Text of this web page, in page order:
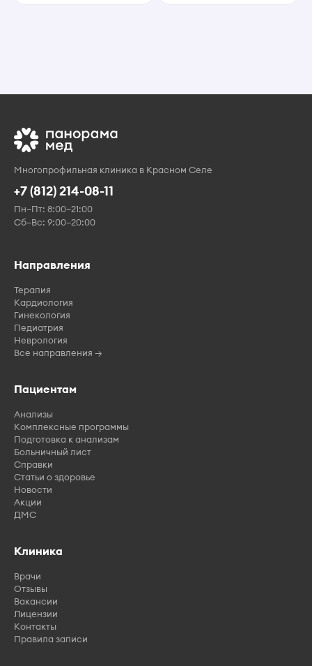
Многопрофильная клиника в Красном Селе
+7 (812) 214-08-11
Пн–Пт: 8:00–21:00
Сб–Вс: 9:00–20:00
Направления
Терапия
Кардиология
Гинекология
Педиатрия
Неврология
Все направления →
Пациентам
Анализы
Комплексные программы
Подготовка к анализам
Больничный лист
Справки
Статьи о здоровье
Новости
Акции
ДМС
Клиника
Врачи
Отзывы
Вакансии
Лицензии
Контакты
Правила записи